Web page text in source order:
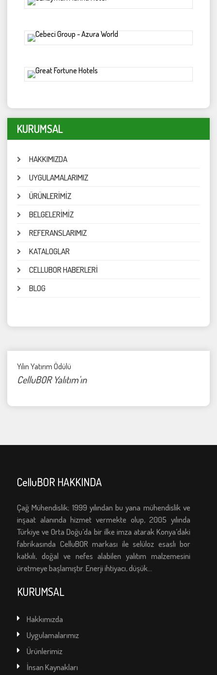
KURUMSAL
HAKKIMIZDA
UYGULAMALARIMIZ
ÜRÜNLERİMİZ
BELGELERİMİZ
REFERANSLARIMIZ
KATALOGLAR
CELLUBOR HABERLERİ
BLOG
Yılın Yatırım Ödülü
CelluBOR Yalıtım'ın
CelluBOR HAKKINDA
Çağ Mühendislik; 1999 yılından bu yana mühendislik ve
inşaat alanında hizmet vermekte olup, 2005 yılında
Türkiye ve Orta Doğu’da bir ilke imza atarak Konya’daki
fabrikasında CelluBOR markası ile selüloz esaslı bor
katkılı, doğal ve nefes alabilen yalıtım malzemesini
üretmeye başlamıştır. Enerji ihtiyacı, düşük...
KURUMSAL
Hakkımızda
Uygulamalarımız
Ürünlerimiz
İnsan Kaynakları